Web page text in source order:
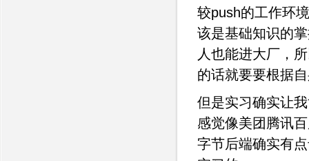
较push的工作环
该是基础知识的
人也能进大厂，
的话就要要根据
但是实习确实让
感觉像美团腾讯
字节后端确实有